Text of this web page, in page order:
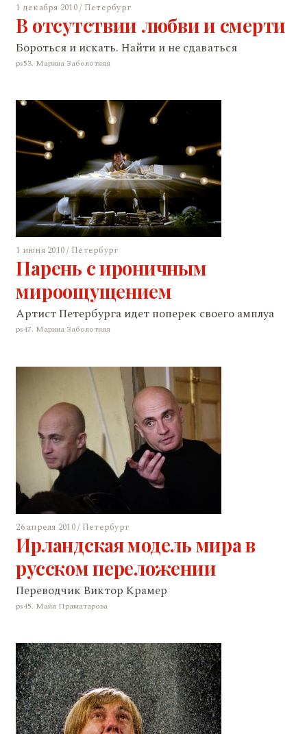
1 декабря 2010 / Петербург
В отсутствии любви и смерти
Бороться и искать. Найти и не сдаваться
ps53. Марина Заболотняя
1 июня 2010 / Петербург
Парень с ироничным
мироощущением
Артист Петербурга идет поперек своего амплуа
ps47. Марина Заболотняя
26 апреля 2010 / Петербург
Ирландская модель мира в
русском переложении
Переводчик Виктор Крамер
ps45. Майя Праматарова